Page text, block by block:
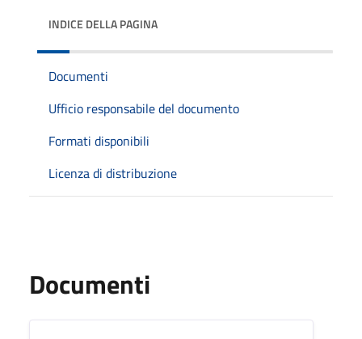
INDICE DELLA PAGINA
Documenti
Ufficio responsabile del documento
Formati disponibili
Licenza di distribuzione
Documenti